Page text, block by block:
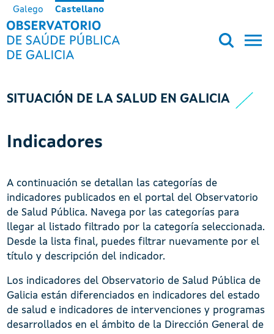
Pasar al contenido principal
Galego Castellano
OBSERVATORIO DE SALUD
SITUACIÓN DE LA SALUD EN GALICIA
Indicadores
A continuación se detallan las categorías de
indicadores publicados en el portal del Observatorio
de Salud Pública. Navega por las categorías para
llegar al listado filtrado por la categoría seleccionada.
Desde la lista final, puedes filtrar nuevamente por el
título y descripción del indicador.
Los indicadores del Observatorio de Salud Pública de
Galicia están diferenciados en indicadores del estado
de salud e indicadores de intervenciones y programas
desarrollados en el ámbito de la Dirección General de